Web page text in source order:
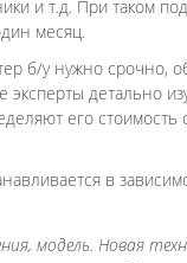
и т.д. При таком
месяц.
б/у нужно срочно,
детально
его стоимость
в
модель. Новая